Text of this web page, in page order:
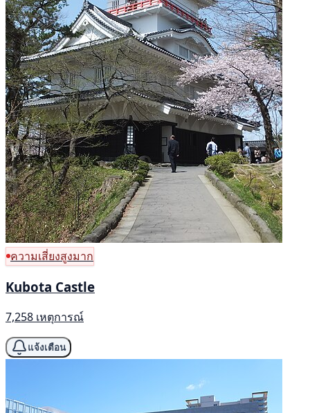
ความเสี่ยงสูงมาก
Kubota Castle
7,258 เหตุการณ์
แจ้งเตือน